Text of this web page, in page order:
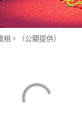
。（公關提供）